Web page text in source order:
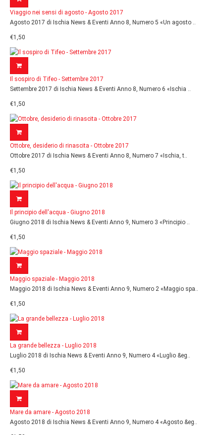
Viaggio nei sensi di agosto - Agosto 2017
Agosto 2017 di Ischia News & Eventi Anno 8, Numero 5 «Un agosto ..
€1,50
Il sospiro di Tifeo - Settembre 2017
Settembre 2017 di Ischia News & Eventi Anno 8, Numero 6 «Ischia ..
€1,50
Ottobre, desiderio di rinascita - Ottobre 2017
Ottobre 2017 di Ischia News & Eventi Anno 8, Numero 7 «Ischia, t..
€1,50
Il principio dell'acqua - Giugno 2018
Giugno 2018 di Ischia News & Eventi Anno 9, Numero 3 «Principio ..
€1,50
Maggio spaziale - Maggio 2018
Maggio 2018 di Ischia News & Eventi Anno 9, Numero 2 «Maggio spa..
€1,50
La grande bellezza - Luglio 2018
Luglio 2018 di Ischia News & Eventi Anno 9, Numero 4 «Luglio &eg..
€1,50
Mare da amare - Agosto 2018
Agosto 2018 di Ischia News & Eventi Anno 9, Numero 4 «Agosto &eg..